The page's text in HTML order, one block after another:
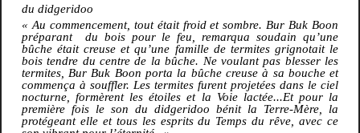
du didgeridoo
« Au commencement, tout était froid et sombre. Bur Buk Boon
préparant du bois pour le feu, remarqua soudain qu’une
bûche était creuse et qu’une famille de termites grignotait le
bois tendre du centre de la bûche. Ne voulant pas blesser les
termites, Bur Buk Boon porta la bûche creuse à sa bouche et
commença à souffler. Les termites furent projetées dans le ciel
nocturne, formèrent les étoiles et la Voie lactée...Et pour la
première fois le son dudidgeridoo bénit la Terre-Mère, la
protégeant elle et tous les esprits du Temps du rêve, avec ce